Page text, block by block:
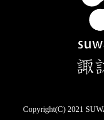
Copyright(C) 2021